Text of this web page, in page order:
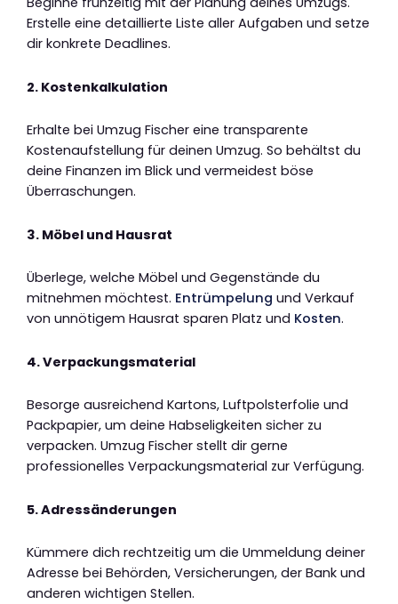
Erstelle eine detaillierte Liste aller Aufgaben und setze
dir konkrete Deadlines.
2. Kostenkalkulation
Erhalte bei Umzug Fischer eine transparente
Kostenaufstellung für deinen Umzug. So behältst du
deine Finanzen im Blick und vermeidest böse
Überraschungen.
3. Möbel und Hausrat
Überlege, welche Möbel und Gegenstände du
mitnehmen möchtest. Entrümpelung und Verkauf
von unnötigem Hausrat sparen Platz und Kosten.
4. Verpackungsmaterial
Besorge ausreichend Kartons, Luftpolsterfolie und
Packpapier, um deine Habseligkeiten sicher zu
verpacken. Umzug Fischer stellt dir gerne
professionelles Verpackungsmaterial zur Verfügung.
5. Adressänderungen
Kümmere dich rechtzeitig um die Ummeldung deiner
Adresse bei Behörden, Versicherungen, der Bank und
anderen wichtigen Stellen.